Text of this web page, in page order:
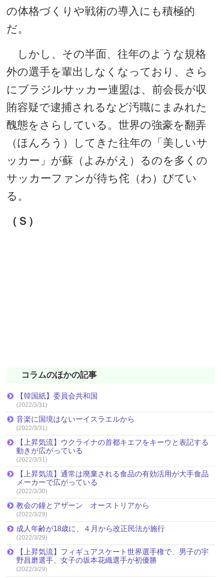
の体格づくりや戦術の導入にも積極的
だ。
しかし、その半面、往年のような規格
外の選手を輩出しなくなっており、さら
にブラジルサッカー連盟は、前会長が収
賄容疑で逮捕されるなど汚職にまみれた
醜態をさらしている。世界の強豪を翻弄
（ほんろう）してきた往年の「美しいサ
ッカー」が蘇（よみがえ）るのを多くの
サッカーファンが待ち侘（わ）びてい
る。
（Ｓ）
コラムのほかの記事
【韓国紙】委員会共和国
(2022/3/31)
音楽に国境はないーイスラエルから
(2022/3/31)
【上昇気流】ウクライナの首都キエフをキーウと表記する
動きが広がっている
(2022/3/31)
【上昇気流】通常は廃棄される食品の有効活用が大手食品
メーカーで広がっている
(2022/3/30)
教会の鐘とアザーン オーストリアから
(2022/3/29)
成人年齢が18歳に、４月から改正民法が施行
(2022/3/29)
【上昇気流】フィギュアスケート世界選手権で、男子の宇
野昌磨選手、女子の坂本花織選手が初優勝
(2022/3/29)